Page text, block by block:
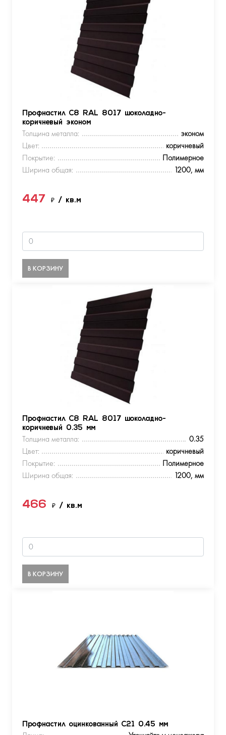
Профнастил С8 RAL 8017 шоколадно-
коричневый эконом
Толщина металла:
эконом
Цвет:
коричневый
Покрытие:
Полимерное
Ширина общая:
1200, мм
447 ₽ / кв.м
В КОРЗИНУ
Профнастил С8 RAL 8017 шоколадно-
коричневый 0.35 мм
Толщина металла:
0.35
Цвет:
коричневый
Покрытие:
Полимерное
Ширина общая:
1200, мм
466 ₽ / кв.м
В КОРЗИНУ
Профнастил оцинкованный С21 0.45 мм